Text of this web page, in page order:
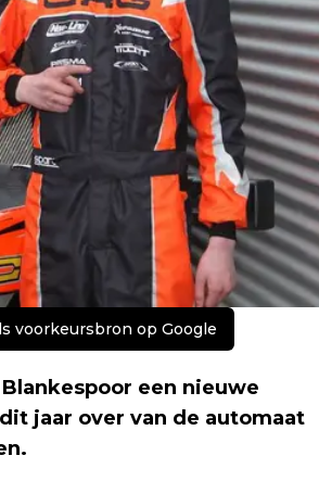
voorkeursbron op Google
een nieuwe
jaar over van de automaat